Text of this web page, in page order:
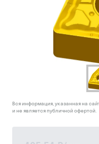
Вся информация, указанная на
и не является публичной офертой.